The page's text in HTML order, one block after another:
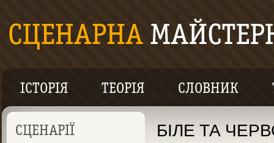
ІСТОРІЯ ТЕОРІЯ СЛОВНИК
СЦЕНАРІЇ БІЛЕ ТА